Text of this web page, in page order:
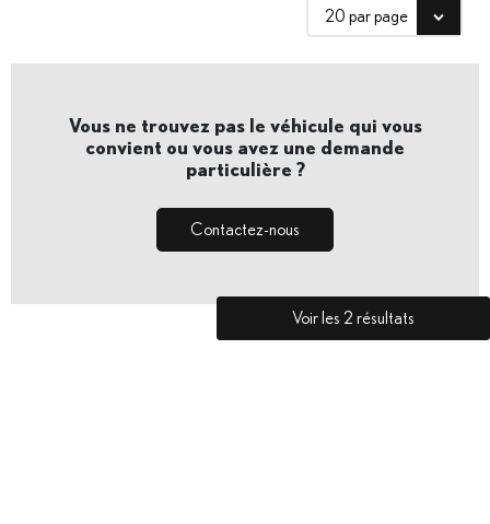
Voir les 2 résultats
20 par page
Vous ne trouvez pas le véhicule qui vous
convient ou vous avez une demande
particulière ?
Contactez-nous